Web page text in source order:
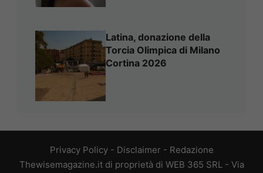
Latina, donazione della
Torcia Olimpica di Milano
Cortina 2026
Privacy Policy- Disclaimer - Redazione
Thewisemagazine.it di proprietà di WEB 365 SRL - Via